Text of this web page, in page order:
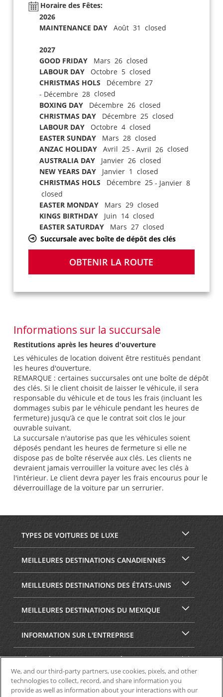
Horaire des Fêtes:
2026
MAINTENANCE DAYAoût 31 closed
2027
GOOD FRIDAYMars 26 closed
LABOUR DAYOctobre 5 closed
CHRISTMAS HOLS Décembre 27
- Décembre 28closed
BOXING DAYDécembre 26 closed
CHRISTMAS DAYDécembre 25 closed
LABOUR DAYOctobre 4 closed
EASTER SUNDAYMars 28 closed
ANZAC HOLIDAYAvril 25 - Avril 26closed
AUSTRALIA DAYJanvier 26 closed
NEW YEARS DAYJanvier 1 closed
CHRISTMAS HOLS Décembre 25 - Janvier 8
closed
EASTER MONDAYMars 29 closed
KINGS BIRTHDAYJuin 14 closed
EASTER SATURDAYMars 27 closed
Succursale avec boîte de dépôt des clés
OBTENIR LA ROUTE
Informations sur la succursale
Restitutions après les heures d'ouverture
Les véhicules de location doivent être restitués pendant
les heures d'ouverture.
REMARQUE : certaines succursales ont une boîte de dépôt
des clés. Si le client choisit de laisser le véhicule, il sera
responsable du véhicule et de tous les frais (incluant les
dommages subis par le véhicule pendant les heures de
fermeture) jusqu’à ce que le contrat soit clos le jour
ouvrable suivant.
La succursale n'autorise pas que les véhicules soient
déposés pendant les heures de fermeture si elle ne
dispose pas de boîte réservée aux clés. Les clients ne
devraient jamais verrouiller la voiture avec les clés à
l'intérieur. Le client devra payer les frais encourus pour le
déverrouillage de la voiture par un serrurier.
TYPES DE VOITURES DE LUXE
MEILLEURES DESTINATIONS CANADIENNES
MEILLEURES DESTINATIONS DES ÉTATS-UNIS
MEILLEURES DESTINATIONS DU MEXIQUE
INFORMATION SUR L'ENTREPRISE
SÉCURITÉ ET CONFIDENTIALITÉ
We, and our third-party partners, use cookies, pixels, and other
technologies to collect, record, and share information you
provide as well as information about your interactions with our